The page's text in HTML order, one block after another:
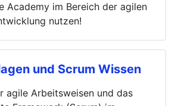
Academy im Bereich der agilen
nutzen!
und Scrum Wissen
agile Arbeitsweisen und das